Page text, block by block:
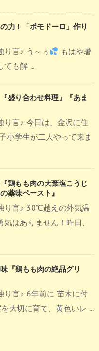
力！「ポモドーロ」作り
り言♪ う～ぅ
もはや暑
ても解 ...
盛り合わせ料理』『あま
り言♪ 今日は、金沢に住
小学生が二人やって来ま
鶏もも肉の大葉塩こうじ
薬味ペースト』
り言♪ 30℃越えの外気温
はありません！昨日、
『鶏もも肉の絶品グリ
り言♪ 6年前に 苗木に付
大切に育て、黄色いレ ...